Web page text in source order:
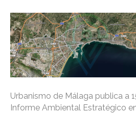
Urbanismo de Málaga publica a
Informe Ambiental Estratégico